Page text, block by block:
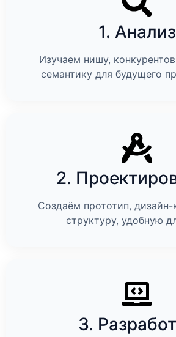
1. Анализ
Изучаем нишу,
семантику для будущего
2.
Создаём прототип,
структуру, удобную
3.